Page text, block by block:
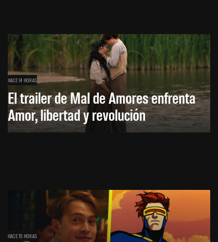
HACE 14 HORAS
El trailer de Mal de Amores enfrenta
Amor, libertad y revolución
HACE 15 HORAS